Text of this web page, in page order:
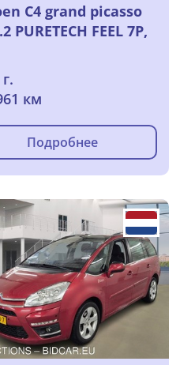
C4 grand picasso
PURETECH FEEL 7P,
км
Подробнее